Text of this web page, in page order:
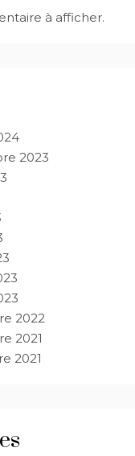
à afficher.
2023
2022
2021
2021